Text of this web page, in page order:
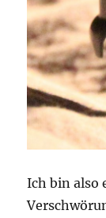
Ich bin also